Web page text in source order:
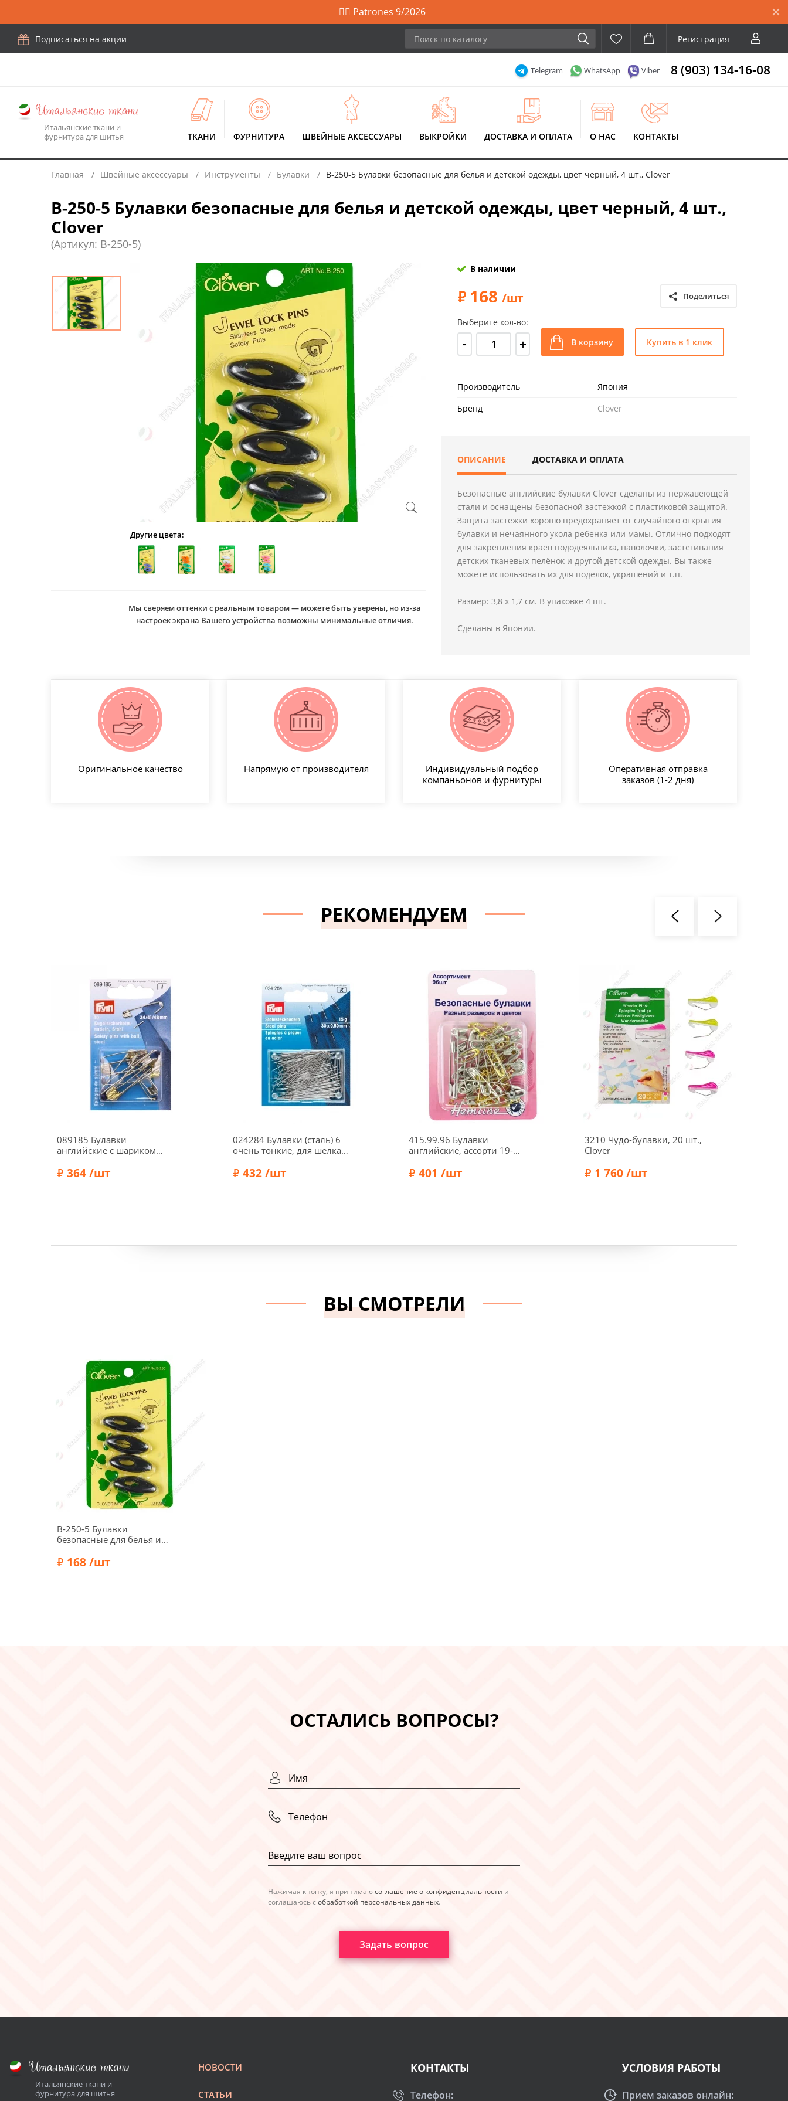
🙋‍♀️ Patrones 9/2026
Подписаться на акции Регистрация
Telegram WhatsApp Viber 8 (903) 134-16-08
Итальянские ткани и
фурнитура для шитья
ТКАНИ ФУРНИТУРА ШВЕЙНЫЕ АКСЕССУАРЫ ВЫКРОЙКИ ДОСТАВКА И ОПЛАТА О НАС КОНТАКТЫ
Главная Швейные аксессуары Инструменты Булавки B-250-5 Булавки безопасные для белья и детской одежды, цвет черный, 4 шт., Clover
B-250-5 Булавки безопасные для белья и детской одежды, цвет черный, 4 шт.,
Clover
(Артикул: B-250-5)
Другие цвета:
Мы сверяем оттенки с реальным товаром — можете быть уверены, но из-за
настроек экрана Вашего устройства возможны минимальные отличия.
В наличии
168 /шт Поделиться
Выберите кол-во:
- + В корзину Купить в 1 клик
Производитель
Япония
Бренд
Clover
ОПИСАНИЕ ДОСТАВКА И ОПЛАТА
Безопасные английские булавки Clover сделаны из нержавеющей
стали и оснащены безопасной застежкой с пластиковой защитой.
Защита застежки хорошо предохраняет от случайного открытия
булавки и нечаянного укола ребенка или мамы. Отлично подходят
для закрепления краев пододеяльника, наволочки, застегивания
детских тканевых пелёнок и другой детской одежды. Вы также
можете использовать их для поделок, украшений и т.п.
Размер: 3,8 х 1,7 см. В упаковке 4 шт.
Сделаны в Японии.
Оригинальное качество Напрямую от производителя
Индивидуальный подбор
компаньонов и фурнитуры
Оперативная отправка
заказов (1-2 дня)
РЕКОМЕНДУЕМ
089185 Булавки
английские с шариком
серебристый цвет, 10 шт.,
364 /шт
024284 Булавки (сталь) 6
очень тонкие, для шелка и
30х0,50 мм, Prym
432 /шт
Бренд: Prym
415.99.96 Булавки
английские, ассорти 19-
никель/золото, Hemline
401 /шт
3210 Чудо-булавки, 20 шт.,
Clover
1 760 /шт
Бренд: Clover
ВЫ СМОТРЕЛИ
B-250-5 Булавки
безопасные для белья и
черный, 4 шт., Clover
168 /шт
ОСТАЛИСЬ ВОПРОСЫ?
Нажимая кнопку, я принимаюсоглашение о конфиденциальности и
соглашаюсь с обработкой персональных данных.
Задать вопрос
Итальянские ткани и
фурнитура для шитья
НОВОСТИ
СТАТЬИ
КОНТАКТЫ
Телефон:
УСЛОВИЯ РАБОТЫ
Прием заказов онлайн: